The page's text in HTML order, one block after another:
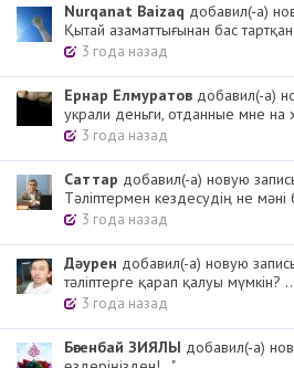
Nurqanat Baizaq добавил(-а)
Қытай азаматтығынан бас тартқан
3 года назад
Ернар Елмуратов добавил(-а)
украли деньги, отданные мне на
3 года назад
Cаттар добавил(-а) новую
Тәліптермен кездесудің не мәні
3 года назад
Дәурен добавил(-а) новую
тәліптерге қарап қалуы мүмкін?
3 года назад
Бөгенбай ЗИЯЛЫ добавил(-а)